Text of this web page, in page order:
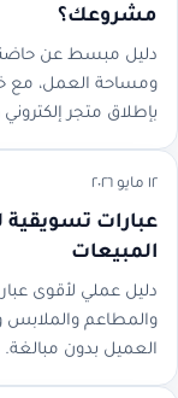
مشروعك؟
دليل مبسط عن حاضنة
ومساحة العمل، مع
بإطلاق متجر
١٢ مايو ٢٠٢٦
عبارات تسويقية
المبيعات
دليل عملي لأقوى
والمطاعم والملابس
العميل بدون مبالغة.